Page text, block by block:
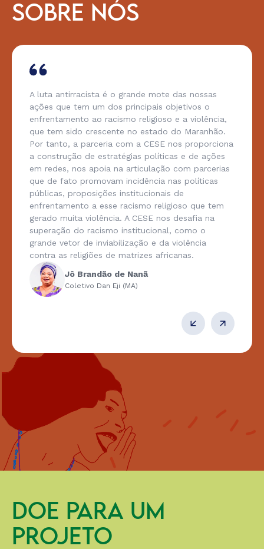
SOBRE NÓS
A luta antirracista é o grande mote das nossas
ações que tem um dos principais objetivos o
enfrentamento ao racismo religioso e a violência,
que tem sido crescente no estado do Maranhão.
Por tanto, a parceria com a CESE nos proporciona
a construção de estratégias políticas e de ações
em redes, nos apoia na articulação com parcerias
que de fato promovam incidência nas políticas
públicas, proposições institucionais de
enfrentamento a esse racismo religioso que tem
gerado muita violência. A CESE nos desafia na
superação do racismo institucional, como o
grande vetor de inviabilização e da violência
contra as religiões de matrizes africanas.
Jô Brandão de Nanã
Coletivo Dan Eji (MA)
DOE PARA UM
PROJETO